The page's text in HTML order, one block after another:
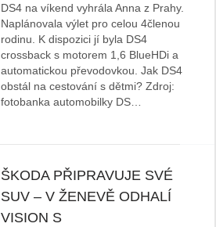
DS4 na víkend vyhrála Anna z Prahy.
Naplánovala výlet pro celou 4členou
rodinu. K dispozici jí byla DS4
crossback s motorem 1,6 BlueHDi a
automatickou převodovkou. Jak DS4
obstál na cestování s dětmi? Zdroj:
fotobanka automobilky DS…
ŠKODA PŘIPRAVUJE SVÉ
SUV – V ŽENEVĚ ODHALÍ
VISION S